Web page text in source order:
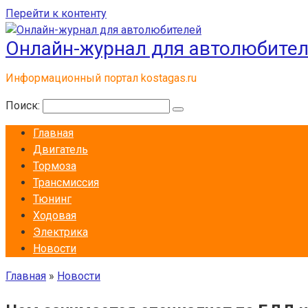
Перейти к контенту
Онлайн-журнал для
Информационный портал kostagas.ru
Поиск:
Главная
Двигатель
Тормоза
Трансмиссия
Тюнинг
Ходовая
Электрика
Новости
Главная » Новости